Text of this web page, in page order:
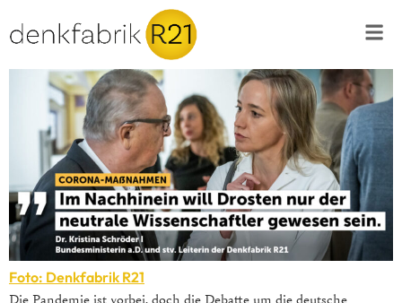
Foto: Denkfabrik R21
Die Pandemie ist vorbei, doch die Debatte um die deutsche